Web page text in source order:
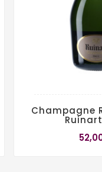
Champagne